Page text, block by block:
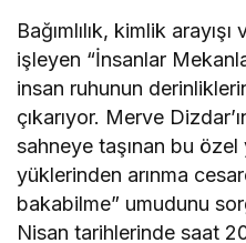
Bağımlılık, kimlik
işleyen “İnsanlar
insan ruhunun
çıkarıyor. Merve
sahneye taşınan bu özel
yüklerinden arınma
bakabilme” umudunu
Nisan tarihlerinde saat